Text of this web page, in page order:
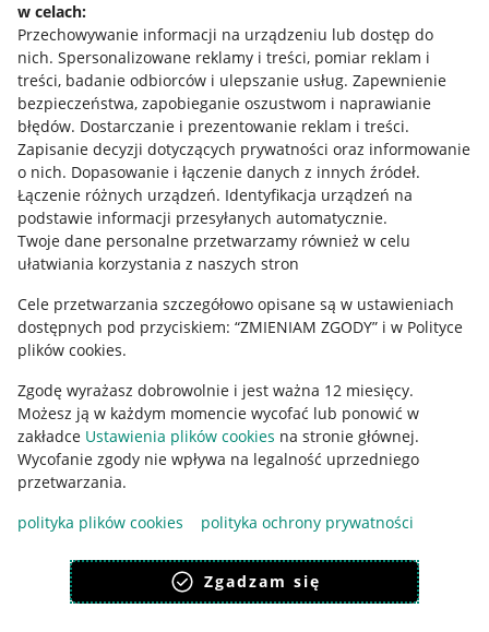
w celach:
Przechowywanie informacji na urządzeniu lub dostęp do
nich. Spersonalizowane reklamy i treści, pomiar reklam i
treści, badanie odbiorców i ulepszanie usług. Zapewnienie
bezpieczeństwa, zapobieganie oszustwom i naprawianie
błędów. Dostarczanie i prezentowanie reklam i treści.
Zapisanie decyzji dotyczących prywatności oraz informowanie
o nich. Dopasowanie i łączenie danych z innych źródeł.
Łączenie różnych urządzeń. Identyfikacja urządzeń na
podstawie informacji przesyłanych automatycznie.
Twoje dane personalne przetwarzamy również w celu
ułatwiania korzystania z naszych stron
Cele przetwarzania szczegółowo opisane są w ustawieniach
dostępnych pod przyciskiem: “ZMIENIAM ZGODY” i w Polityce
plików cookies.
Zgodę wyrażasz dobrowolnie i jest ważna 12 miesięcy.
Możesz ją w każdym momencie wycofać lub ponowić w
zakładce Ustawienia plików cookies na stronie głównej.
Wycofanie zgody nie wpływa na legalność uprzedniego
przetwarzania.
polityka plików cookies
polityka ochrony prywatności
Zgadzam się
Allegro Gadane dla sprzedających
Allegro Gadane dla kupujących
Mapa miejscowości
Informacje prawne
Regulamin
Polityka plików "cookies"
Ustawienia plików "cookies"
Udostępnianie lokalizacji
Informacje dla Aktu o Usługach Cyfrowych
Pobierz aplikację